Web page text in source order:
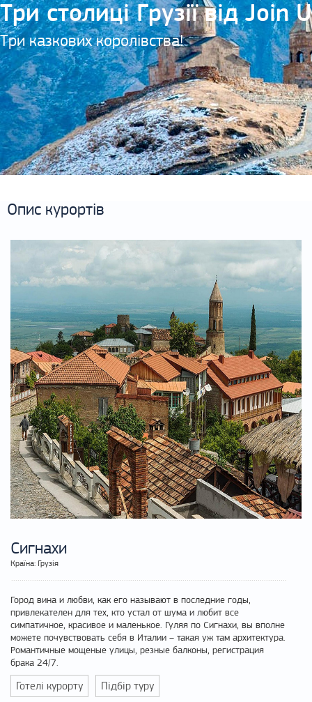
Три столиці Грузії від Join
Три казкових королівства!
Опис курортів
Сигнахи
Країна: Грузія
Город вина и любви, как его называют в последние годы,
привлекателен для тех, кто устал от шума и любит все
симпатичное, красивое и маленькое. Гуляя по Сигнахи, вы вполне
можете почувствовать себя в Италии – такая уж там архитектура.
Романтичные мощеные улицы, резные балконы, регистрация
брака 24/7.
Готелі курорту Підбір туру